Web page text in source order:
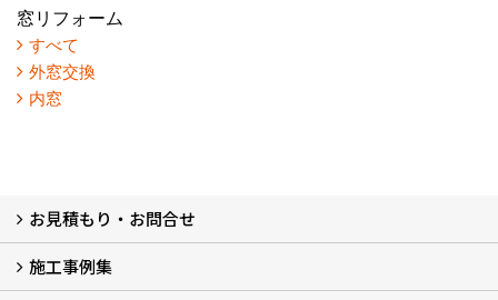
窓リフォーム
すべて
外窓交換
内窓
お見積もり・お問合せ
LINEで概算見積もり
チャットで質問
問い合わせフォームから
オンライン相談
電話で相談
無料現地調査をご希望の方
施工事例集